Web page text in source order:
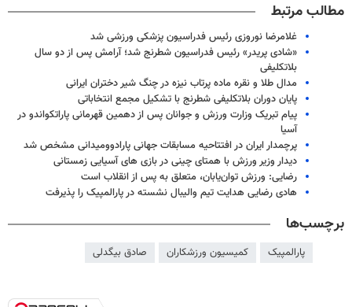
مطالب مرتبط
غلامرضا نوروزی رئیس فدراسیون پزشکی ورزشی شد
«شادی پریدر» رئیس فدراسیون شطرنج شد؛ آرامش پس از دو سال
بلاتکلیفی
مدال طلا و نقره ماده پرتاب نیزه در چنگ شیر دختران ایرانی
پایان دوران بلاتکلیفی شطرنج با تشکیل مجمع انتخاباتی
پیام تبریک وزارت ورزش و جوانان پس از دهمین قهرمانی پاراتکواندو در
آسیا
پرچمدار ایران در افتتاحیه مسابقات جهانی پارادوومیدانی مشخص شد
دیدار وزیر ورزش با همتای چینی در بازی های آسیایی زمستانی
رضایی: ورزش توان‌یابان، متعلق به پس از انقلاب است
هادی رضایی هدایت تیم والیبال نشسته در پارالمپیک را پذیرفت
برچسب‌ها
پارالمپیک کمیسیون ورزشکاران صادق بیگدلی